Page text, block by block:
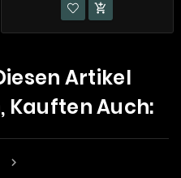

Artikel
Kauften Auch:
